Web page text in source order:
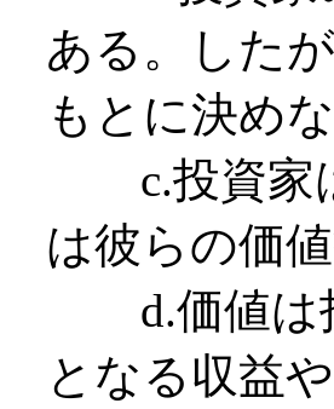
ある。した
もとに決め
c.投資家は
は彼らの価
d.価値は投
となる収益